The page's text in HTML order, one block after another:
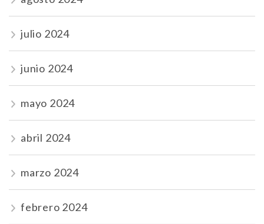
julio 2024
junio 2024
mayo 2024
abril 2024
marzo 2024
febrero 2024